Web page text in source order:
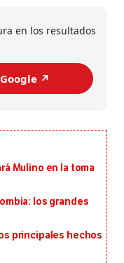
en los resultados
↗️
Mulino en la toma
los grandes
principales hechos